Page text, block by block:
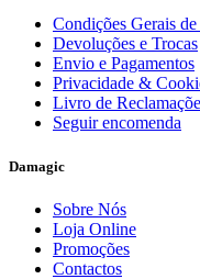
Condições Gerais de
Devoluções e Trocas
Envio e Pagamentos
Privacidade &
Livro de
Seguir encomenda
Damagic
Sobre Nós
Loja Online
Promoções
Contactos